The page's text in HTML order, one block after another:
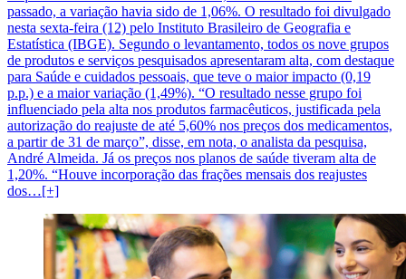
passado, a variação havia sido de 1,06%. O resultado foi divulgado
nesta sexta-feira (12) pelo Instituto Brasileiro de Geografia e
Estatística (IBGE). Segundo o levantamento, todos os nove grupos
de produtos e serviços pesquisados apresentaram alta, com destaque
para Saúde e cuidados pessoais, que teve o maior impacto (0,19
p.p.) e a maior variação (1,49%). “O resultado nesse grupo foi
influenciado pela alta nos produtos farmacêuticos, justificada pela
autorização do reajuste de até 5,60% nos preços dos medicamentos,
a partir de 31 de março”, disse, em nota, o analista da pesquisa,
André Almeida. Já os preços nos planos de saúde tiveram alta de
1,20%. “Houve incorporação das frações mensais dos reajustes
dos…[+]